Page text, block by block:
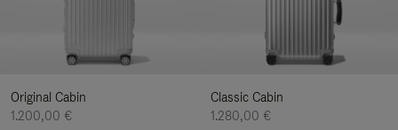
Original Cabin
1.200,00 €
Classic Cabin
1.280,00 €